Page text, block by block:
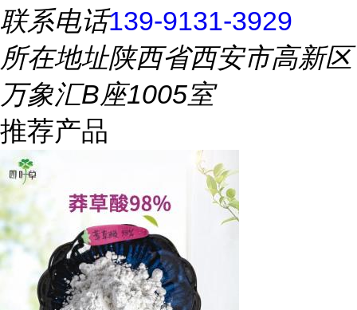
联系电话139-9131-3929
所在地址陕西省西安市高新区
万象汇B座1005室
推荐产品